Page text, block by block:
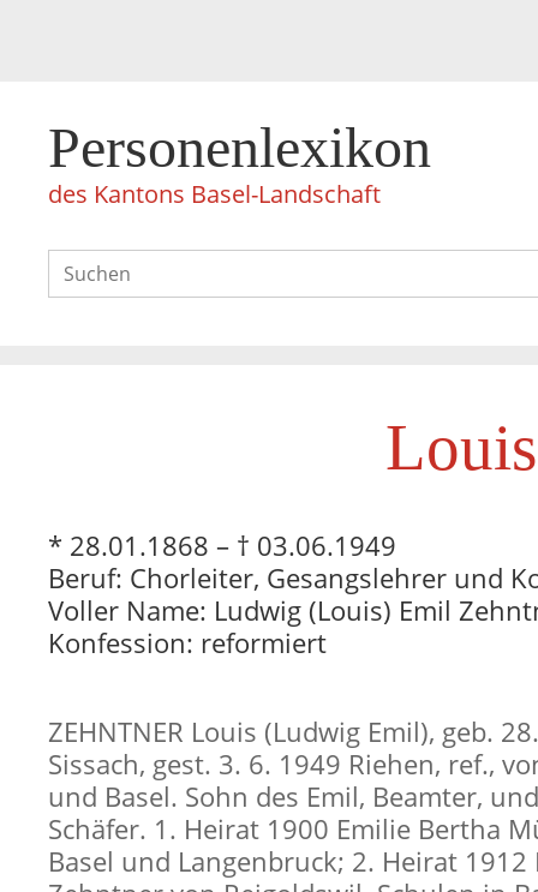
Personenlexikon
des Kantons Basel-Landschaft
* 28.01.1868 – † 03.06.1949
Beruf: Chorleiter, Gesangslehrer und
Voller Name: Ludwig (Louis) Emil
Konfession: reformiert
ZEHNTNER Louis (Ludwig Emil), geb.
Sissach, gest. 3. 6. 1949 Riehen, ref.,
und Basel. Sohn des Emil, Beamter,
Schäfer. 1. Heirat 1900 Emilie Bertha
Basel und Langenbruck; 2. Heirat 1912